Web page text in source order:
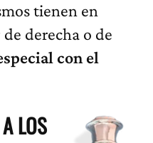
tienen en
derecha o de
con el
LOS